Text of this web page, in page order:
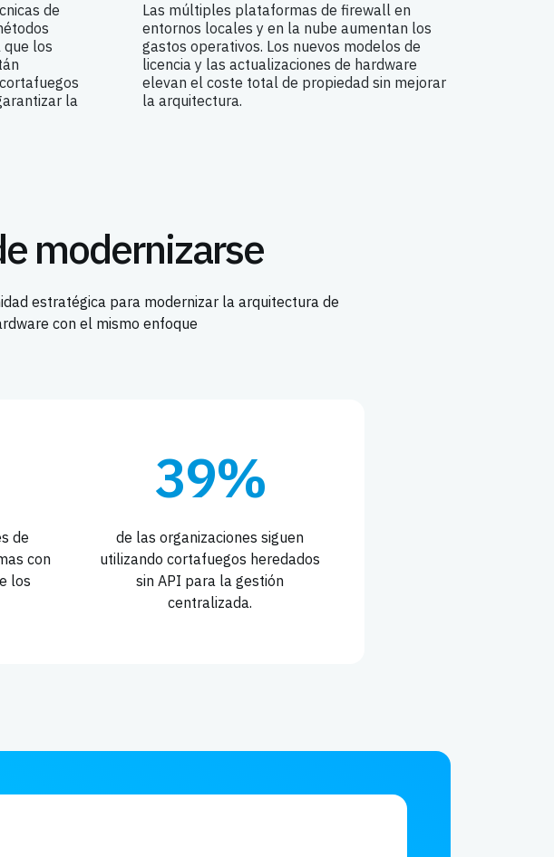
de
que los
la
Las múltiples plataformas de firewall en
entornos locales y en la nube aumentan los
gastos operativos. Los nuevos modelos de
licencia y las actualizaciones de hardware
elevan el coste total de propiedad sin mejorar
la arquitectura.
modernizarse
estratégica para modernizar la arquitectura de
con el mismo enfoque
de
con
los
39%
de las organizaciones siguen
utilizando cortafuegos heredados
sin API para la gestión
centralizada.